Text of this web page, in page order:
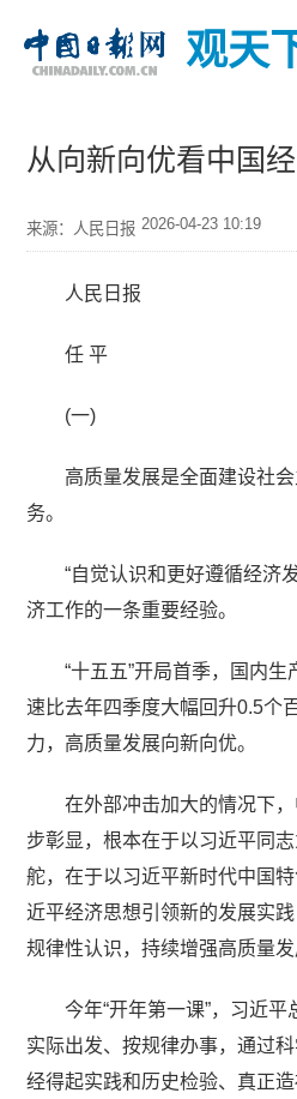
观天
从向新向优看中国
来源：人民日报 2026-04-23 10:19
人民日报
任 平
(一)
高质量发展是全面建设社
务。
“自觉认识和更好遵循经济
济工作的一条重要经验。
“十五五”开局首季，国内
速比去年四季度大幅回升0.5个
力，高质量发展向新向优。
在外部冲击加大的情况下
步彰显，根本在于以习近平同
舵，在于以习近平新时代中国
近平经济思想引领新的发展实
规律性认识，持续增强高质量发
今年“开年第一课”，习近平
实际出发、按规律办事，通过
经得起实践和历史检验、真正